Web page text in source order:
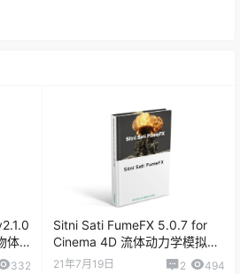
体
332
Sitni Sati FumeFX 5.0.7 for
Cinema 4D 流体动力学模拟插
件
21年7月19日 2 494